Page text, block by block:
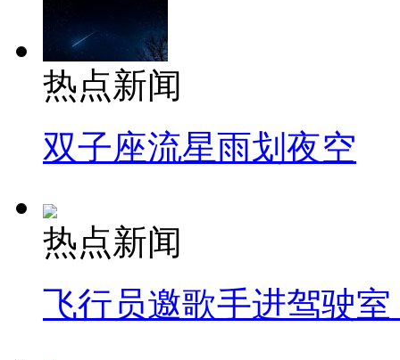
热点新闻
双子座流星雨划夜空
热点新闻
飞行员邀歌手进驾驶